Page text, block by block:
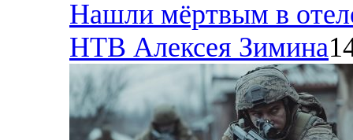
Нашли мёртвым в
НТВ Алексея Зимина